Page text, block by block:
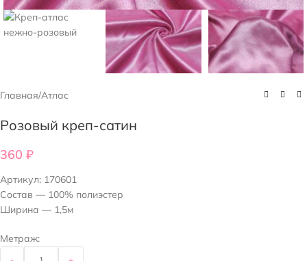
Главная/Атлас
Розовый креп-сатин
360 ₽
Артикул: 170601
Состав — 100% полиэстер
Ширина — 1,5м
Метраж: